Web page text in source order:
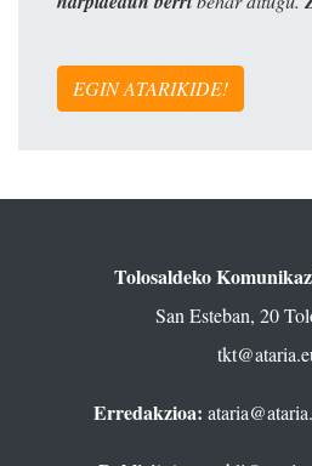
EGIN ATARIKIDE!
Tolosaldeko
San Esteban, 20
Erredakzioa: